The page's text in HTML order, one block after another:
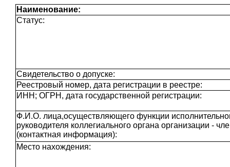
Наименование:
Статус:
Свидетельство о допуске:
Реестровый номер, дата регистрации в реестре:
ИНН; ОГРН, дата государственной регистрации:
Ф.И.О. лица,осуществляющего функции
руководителя коллегиального органа организации -
(контактная информация):
Место нахождения: